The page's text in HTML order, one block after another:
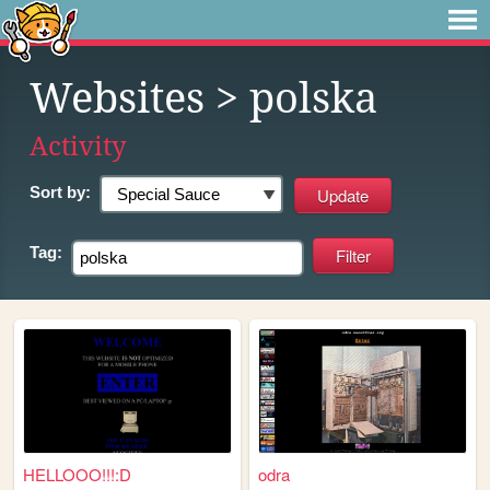
Websites > polska
Activity
Sort by:
Tag:
HELLOOO!!!:D odra